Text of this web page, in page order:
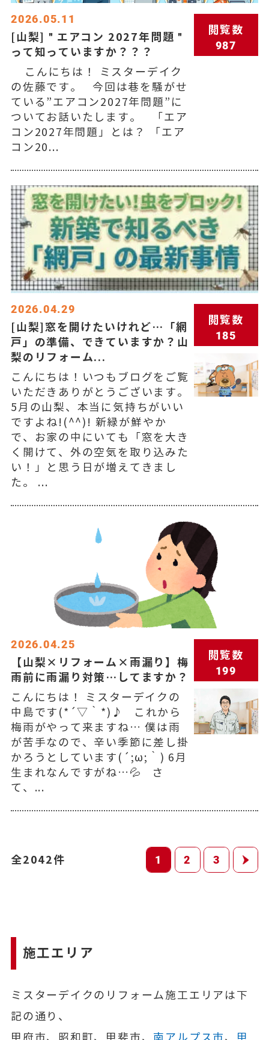
2026.05.11
[山梨]＂エアコン 2027年問題＂
って知っていますか？？？
こんにちは！ ミスターデイク
の佐藤です。 今回は巷を騒がせ
ている”エアコン2027年問題”に
ついてお話いたします。 「エア
コン2027年問題」とは？ 「エア
コン20...
閲覧数
987
2026.04.29
[山梨]窓を開けたいけれど…「網
戸」の準備、できていますか？山
梨のリフォーム...
こんにちは！いつもブログをご覧
いただきありがとうございます。
5月の山梨、本当に気持ちがいい
ですよね!(^^)! 新緑が鮮やか
で、お家の中にいても「窓を大き
く開けて、外の空気を取り込みた
い！」と思う日が増えてきまし
た。 ...
閲覧数
185
2026.04.25
【山梨×リフォーム×雨漏り】梅
雨前に雨漏り対策…してますか？
こんにちは！ ミスターデイクの
中島です(*´▽｀*)♪ これから
梅雨がやって来ますね… 僕は雨
が苦手なので、辛い季節に差し掛
かろうとしています(´;ω;｀) 6月
生まれなんですがね…💦 さ
て、...
閲覧数
199
全2042件 1 2 3
施工エリア
ミスターデイクのリフォーム施工エリアは下
記の通り、
甲府市、昭和町、甲斐市、 南アルプス市、 甲